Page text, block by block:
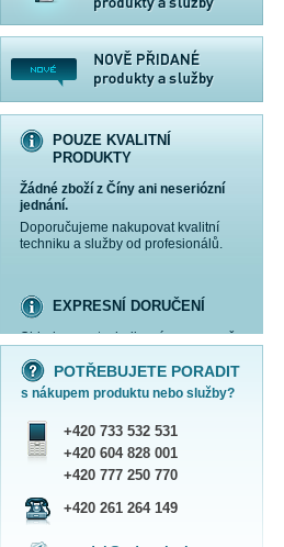
POUZE KVALITNÍ
PRODUKTY
Žádné zboží z Číny ani neseriózní
jednání.
Doporučujeme nakupovat kvalitní
techniku a služby od profesionálů.
více informací »
EXPRESNÍ DORUČENÍ
Objednanou techniku vám expresně
Praha - DNES
ČR - ZÍTRA DO 17 HODIN
Dále zasíláme zboží Obchodním
balíkem České pošty nebo přepravní
službou PPL.
více informací »
SHOWROOM PRAHA
Náš sortiment si můžete
prohlédnout, vyzkoušet a zakoupit
více informací »
více informací »
POTŘEBUJETE PORADIT
s nákupem produktu nebo služby?
+420 733 532 531
+420 604 828 001
+420 777 250 770
+420 261 264 149